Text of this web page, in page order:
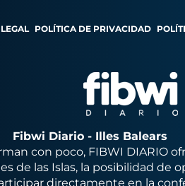
POLÍTICA DE PRIVACIDAD
Fibwi Diario - Illes Balears
con poco, FIBWI DIARIO
de las Islas, la posibilidad de
directamente en la